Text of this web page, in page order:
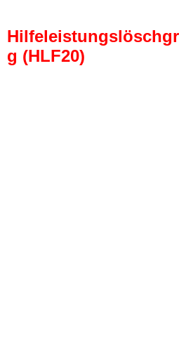
g (HLF20)